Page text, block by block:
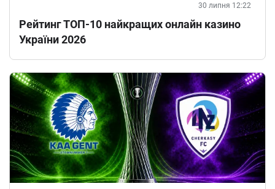
30 липня 12:22
Рейтинг ТОП-10 найкращих онлайн казино
України 2026